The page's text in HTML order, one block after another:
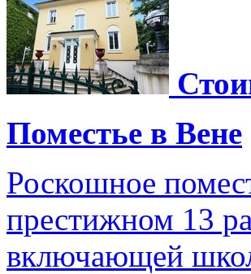
Поместье в Вене
Роскошное
престижном 13
включающей